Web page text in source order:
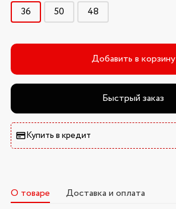
36 50 48
Добавить в корзину
Быстрый заказ
Купить в кредит
О товаре Доставка и оплата